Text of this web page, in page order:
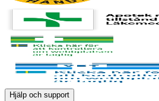
Hjälp och support